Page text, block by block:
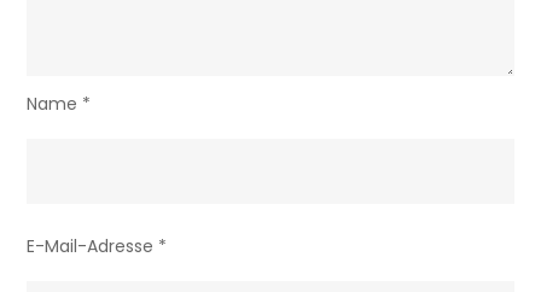
Name *
E-Mail-Adresse *